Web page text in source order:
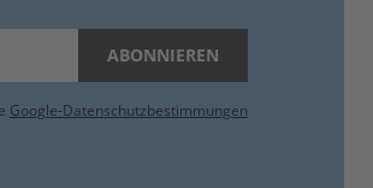
ABONNIEREN
Google-Datenschutzbestimmungen